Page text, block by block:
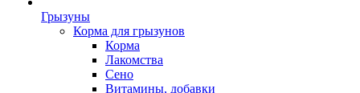
Грызуны
Корма для грызунов
Корма
Лакомства
Сено
Витамины, добавки